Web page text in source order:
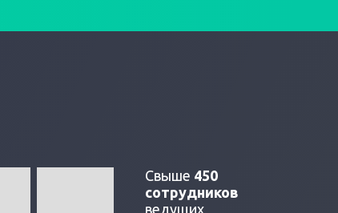
Свыше 450
сотрудников
ведущих